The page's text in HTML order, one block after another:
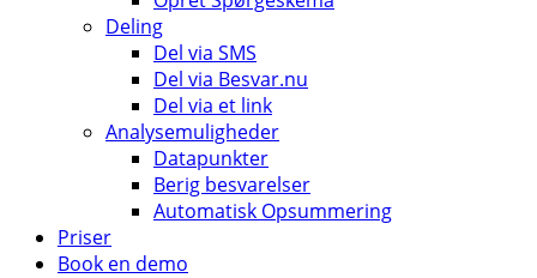
Deling
Del via SMS
Del via Besvar.nu
Del via et link
Analysemuligheder
Datapunkter
Berig besvarelser
Automatisk Opsummering
Priser
Book en demo